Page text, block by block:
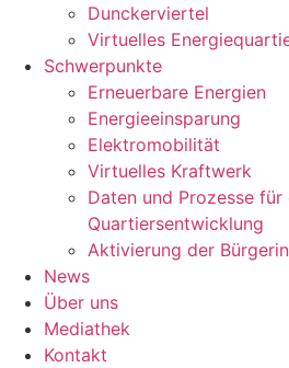
Dunckerviertel
Virtuelles
Schwerpunkte
Erneuerbare Energien
Energieeinsparung
Elektromobilität
Virtuelles Kraftwerk
Daten und Prozesse
Quartiersentwicklung
Aktivierung der
News
Über uns
Mediathek
Kontakt